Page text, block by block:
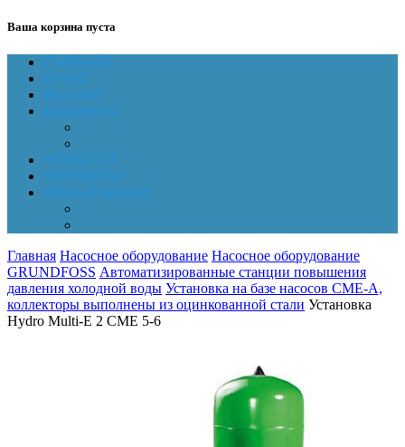
Ваша корзина пуста
ГЛАВНАЯ
О НАС
Магазин
Документы
НОВОСТИ
КОНТАКТЫ
Личный кабинет
Главная Насосное оборудование Насосное оборудование
GRUNDFOSS Автоматизированные станции повышения
давления холодной воды Установка на базе насосов CME-A,
коллекторы выполнены из оцинкованной стали Установка
Hydro Multi-E 2 CME 5-6